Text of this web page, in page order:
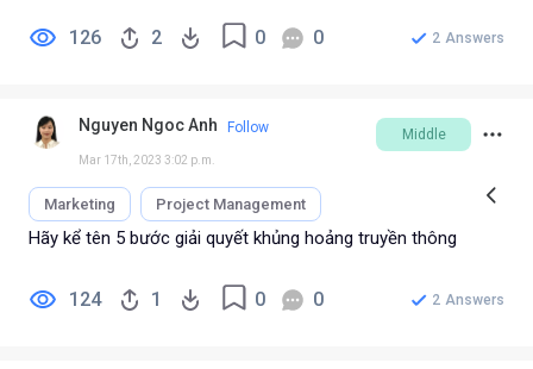
126 2 0 0 2 Answers
Nguyen Ngoc Anh Follow
Mar 17th, 2023 3:02 p.m.
Middle
Marketing Project Management Internal Communication
Hãy kể tên 5 bước giải quyết khủng hoảng truyền thông
124 1 0 0 2 Answers